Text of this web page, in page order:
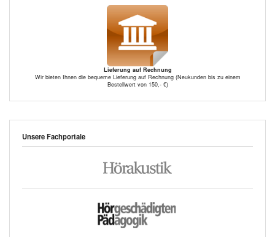
Lieferung auf Rechnung
Wir bieten Ihnen die bequeme Lieferung auf Rechnung (Neukunden bis zu einem
Bestellwert von 150,- €)
Unsere Fachportale